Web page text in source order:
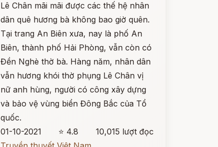
Lê Chân mãi mãi được các thế hệ nhân
dân quê hương bà không bao giờ quên.
Tại trang An Biên xưa, nay là phố An
Biên, thành phố Hải Phòng, vẫn còn có
Đền Nghè thờ bà. Hàng năm, nhân dân
vẫn hương khói thờ phụng Lê Chân vị
nữ anh hùng, người có công xây dựng
và bảo vệ vùng biển Đông Bắc của Tổ
quốc.
01-10-2021
⭐ 4.8
10,015 lượt đọc